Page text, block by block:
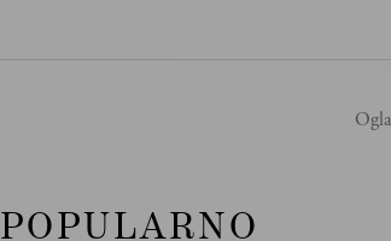
POPULARNO